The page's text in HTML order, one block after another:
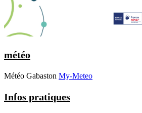
météo
Météo Gabaston My-Meteo
Infos pratiques